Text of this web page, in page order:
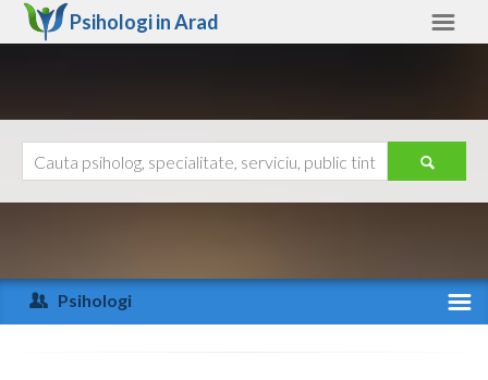
Psihologi inArad
Arad
Arges
Ajutor
Psihologi